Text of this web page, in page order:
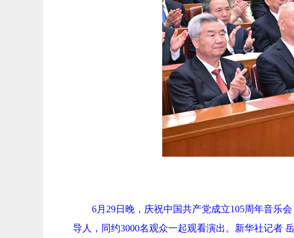
6月29日晚，庆祝中国共产党成立105周年音乐
导人，同约3000名观众一起观看演出。新华社记者